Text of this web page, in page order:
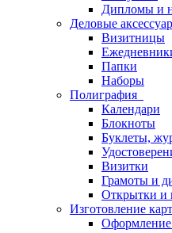
Дипломы и
Деловые
Визитницы
Папки
Наборы
Полиграфия
Календари
Блокноты
Буклеты,
Визитки
Грамоты и
Открытки и
Изготовление
Оформление